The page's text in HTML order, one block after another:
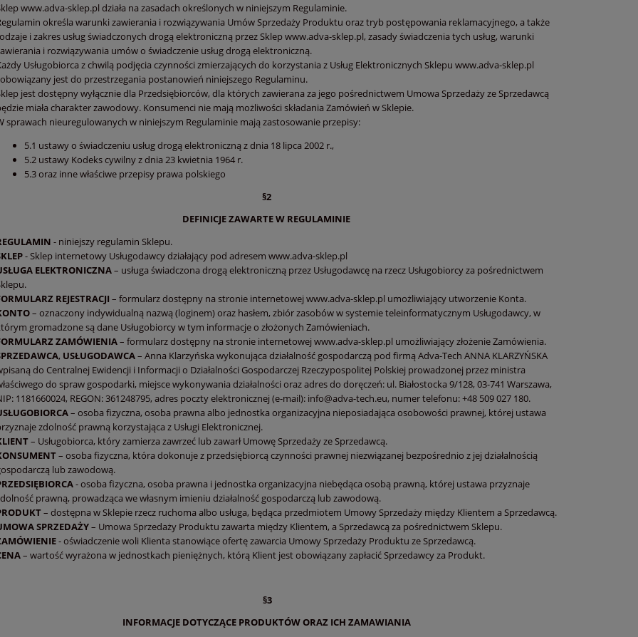
www.adva-sklep.pl działa na zasadach określonych w niniejszym Regulaminie.
określa warunki zawierania i rozwiązywania Umów Sprzedaży Produktu oraz tryb postępowania reklamacyjnego, a także
i zakres usług świadczonych drogą elektroniczną przez Sklep www.adva-sklep.pl, zasady świadczenia tych usług, warunki
i rozwiązywania umów o świadczenie usług drogą elektroniczną.
Usługobiorca z chwilą podjęcia czynności zmierzających do korzystania z Usług Elektronicznych Sklepu www.adva-sklep.pl
jest do przestrzegania postanowień niniejszego Regulaminu.
jest dostępny wyłącznie dla Przedsiębiorców, dla których zawierana za jego pośrednictwem Umowa Sprzedaży ze Sprzedawcą
miała charakter zawodowy. Konsumenci nie mają możliwości składania Zamówień w Sklepie.
sprawach nieuregulowanych w niniejszym Regulaminie mają zastosowanie przepisy:
5.1 ustawy o świadczeniu usług drogą elektroniczną z dnia 18 lipca 2002 r.,
5.2 ustawy Kodeks cywilny z dnia 23 kwietnia 1964 r.
5.3 oraz inne właściwe przepisy prawa polskiego
§2
DEFINICJE ZAWARTE W REGULAMINIE
- niniejszy regulamin Sklepu.
- Sklep internetowy Usługodawcy działający pod adresem www.adva-sklep.pl
ELEKTRONICZNA– usługa świadczona drogą elektroniczną przez Usługodawcę na rzecz Usługobiorcy za pośrednictwem
REJESTRACJI – formularz dostępny na stronie internetowej www.adva-sklep.pl umożliwiający utworzenie Konta.
– oznaczony indywidualną nazwą (loginem) oraz hasłem, zbiór zasobów w systemie teleinformatycznym Usługodawcy, w
gromadzone są dane Usługobiorcy w tym informacje o złożonych Zamówieniach.
ZAMÓWIENIA– formularz dostępny na stronie internetowej www.adva-sklep.pl umożliwiający złożenie Zamówienia.
, USŁUGODAWCA– Anna Klarzyńska wykonująca działalność gospodarczą pod firmą Adva-Tech ANNA KLARZYŃSKA
do Centralnej Ewidencji i Informacji o Działalności Gospodarczej Rzeczypospolitej Polskiej prowadzonej przez ministra
do spraw gospodarki, miejsce wykonywania działalności oraz adres do doręczeń: ul. Białostocka 9/128, 03-741 Warszawa,
1181660024, REGON: 361248795, adres poczty elektronicznej (e-mail): info@adva-tech.eu, numer telefonu: +48 509 027 180.
– osoba fizyczna, osoba prawna albo jednostka organizacyjna nieposiadająca osobowości prawnej, której ustawa
zdolność prawną korzystająca z Usługi Elektronicznej.
– Usługobiorca, który zamierza zawrzeć lub zawarł Umowę Sprzedaży ze Sprzedawcą.
– osoba fizyczna, która dokonuje z przedsiębiorcą czynności prawnej niezwiązanej bezpośrednio z jej działalnością
lub zawodową.
- osoba fizyczna, osoba prawna i jednostka organizacyjna niebędąca osobą prawną, której ustawa przyznaje
prawną, prowadząca we własnym imieniu działalność gospodarczą lub zawodową.
– dostępna w Sklepie rzecz ruchoma albo usługa, będąca przedmiotem Umowy Sprzedaży między Klientem a Sprzedawcą.
SPRZEDAŻY– Umowa Sprzedaży Produktu zawarta między Klientem, a Sprzedawcą za pośrednictwem Sklepu.
- oświadczenie woli Klienta stanowiące ofertę zawarcia Umowy Sprzedaży Produktu ze Sprzedawcą.
– wartość wyrażona w jednostkach pieniężnych, którą Klient jest obowiązany zapłacić Sprzedawcy za Produkt.
§3
INFORMACJE DOTYCZĄCE PRODUKTÓW ORAZ ICH ZAMAWIANIA